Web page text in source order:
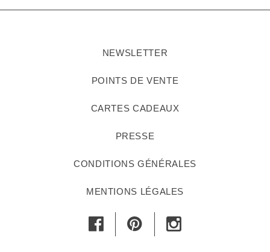
NEWSLETTER
POINTS DE VENTE
CARTES CADEAUX
PRESSE
CONDITIONS GÉNÉRALES
MENTIONS LÉGALES